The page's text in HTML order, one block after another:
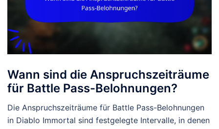
Wann sind die Anspruchszeiträume
für Battle Pass-Belohnungen?
Die Anspruchszeiträume für Battle Pass-Belohnungen
in Diablo Immortal sind festgelegte Intervalle, in denen